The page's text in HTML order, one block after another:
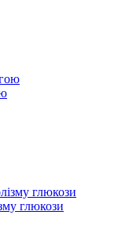
глюкози